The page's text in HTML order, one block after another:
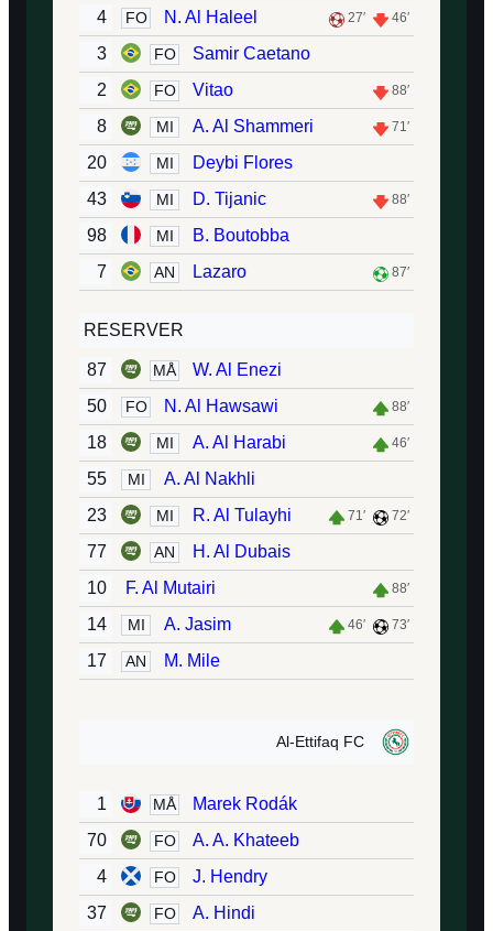
4
FO N. Al Haleel 27′ 46′
3 FO
Samir Caetano
2
FO Vitao 88′
8 MI A. Al Shammeri 71′
20 MI
Deybi Flores
43
MI D. Tijanic 88′
98 MI
B. Boutobba
7
AN Lazaro 87′
RESERVER
87 MÅ
W. Al Enezi
50
FO N. Al Hawsawi 88′
18 MI A. Al Harabi 46′
55 MI
A. Al Nakhli
23
MI R. Al Tulayhi 71′ 72′
77 AN
H. Al Dubais
10
F. Al Mutairi 88′
14 MI A. Jasim 46′ 73′
17 AN M. Mile
Al-Ettifaq FC
1 MÅ
Marek Rodák
70
FO
A. A. Khateeb
4
FO
J. Hendry
37
FO
A. Hindi